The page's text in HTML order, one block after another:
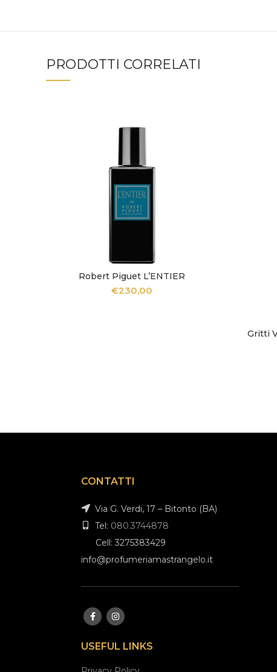
PRODOTTI CORRELATI
AGGIUNGI AL CARRELLO
Robert Piguet L’ENTIER
€230,00
Gritti
CONTATTI
Via G. Verdi, 17 – Bitonto (BA)
Tel: 080.3744878
Cell: 3275383429
info@profumeriamastrangelo.it
USEFUL LINKS